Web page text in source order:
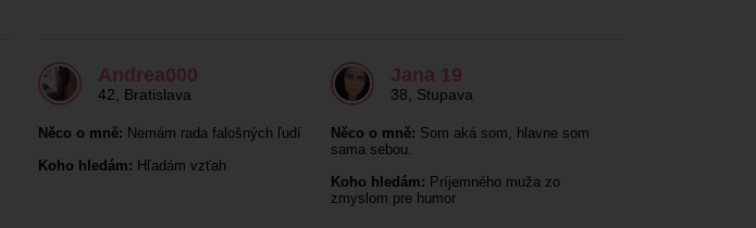
Andrea000
42 Bratislava
Něco o mně: Nemám rada falošných ľudí
Koho hledám: Hľadám vzťah
Jana 19
38 Stupava
Něco o mně: Som aká som, hlavne som
sama sebou.
Koho hledám: Príjemného muža zo
zmyslom pre humor